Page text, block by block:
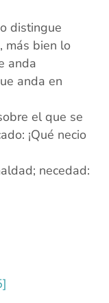
distingue
más bien lo
anda
anda en
el que se
¡Qué necio
necedad: